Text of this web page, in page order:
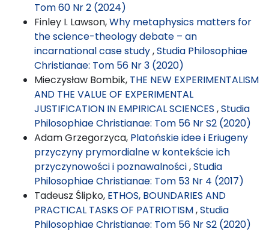
Tom 60 Nr 2 (2024)
Finley I. Lawson,Why metaphysics matters for
the science-theology debate – an
incarnational case study,Studia Philosophiae
Christianae: Tom 56 Nr 3 (2020)
Mieczysław Bombik, THE NEW EXPERIMENTALISM
AND THE VALUE OF EXPERIMENTAL
JUSTIFICATION IN EMPIRICAL SCIENCES ,Studia
Philosophiae Christianae: Tom 56 Nr S2 (2020)
Adam Grzegorzyca, Platońskie idee i Eriugeny
przyczyny prymordialne w kontekście ich
przyczynowości i poznawalności,Studia
Philosophiae Christianae: Tom 53 Nr 4 (2017)
Tadeusz Ślipko, ETHOS, BOUNDARIES AND
PRACTICAL TASKS OF PATRIOTISM,Studia
Philosophiae Christianae: Tom 56 Nr S2 (2020)